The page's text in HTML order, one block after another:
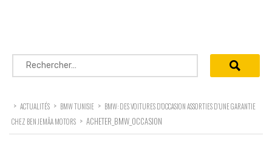
Rechercher :
> ACTUALITÉS > BMW TUNISIE > BMW: DES VOITURES D’OCCASION ASSORTIES D’UNE GARANTIE
CHEZ BEN JEMÂA MOTORS > ACHETER_BMW_OCCASION